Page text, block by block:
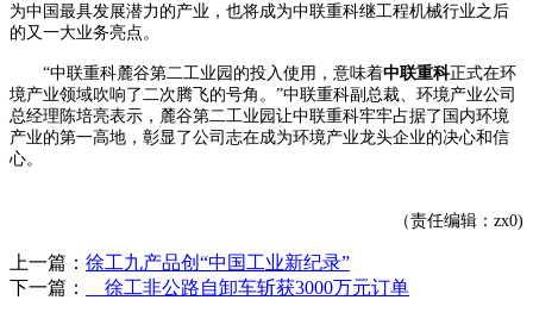
为中国最具发展潜力的产业，也将成为中联重科继工程机械行业之后
的又一大业务亮点。
“中联重科麓谷第二工业园的投入使用，意味着中联重科正式在环
境产业领域吹响了二次腾飞的号角。”中联重科副总裁、环境产业公司
总经理陈培亮表示，麓谷第二工业园让中联重科牢牢占据了国内环境
产业的第一高地，彰显了公司志在成为环境产业龙头企业的决心和信
心。
（责任编辑：zx0)
上一篇： 徐工九产品创“中国工业新纪录”
下一篇：
徐工非公路自卸车斩获3000万元订单